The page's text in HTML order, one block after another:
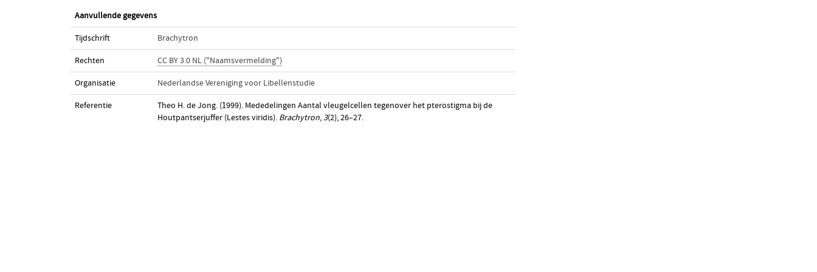
Aanvullende gegevens
Tijdschrift Brachytron
Rechten CC BY 3.0 NL ("Naamsvermelding")
Organisatie Nederlandse Vereniging voor Libellenstudie
Referentie
Theo H. de Jong. (1999). Mededelingen Aantal vleugelcellen tegenover het pterostigma bij de
Houtpantserjuffer (Lestes viridis). Brachytron, 3(2), 26–27.